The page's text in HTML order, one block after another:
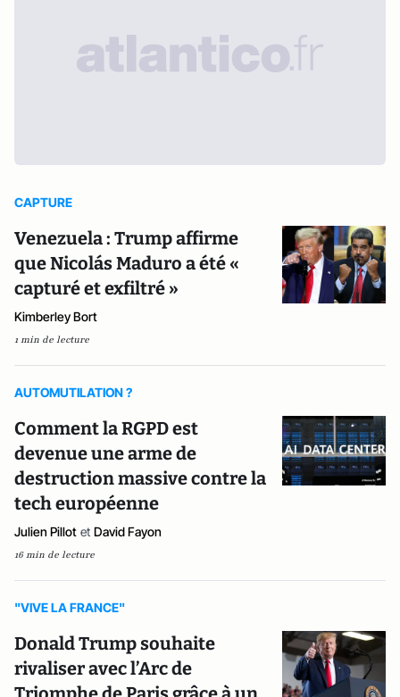
CAPTURE
Venezuela : Trump affirme
que Nicolás Maduro a été «
capturé et exfiltré »
Kimberley Bort
1 min de lecture
AUTOMUTILATION ?
Comment la RGPD est
devenue une arme de
destruction massive contre la
tech européenne
Julien Pillot et David Fayon
16 min de lecture
"VIVE LA FRANCE"
Donald Trump souhaite
rivaliser avec l’Arc de